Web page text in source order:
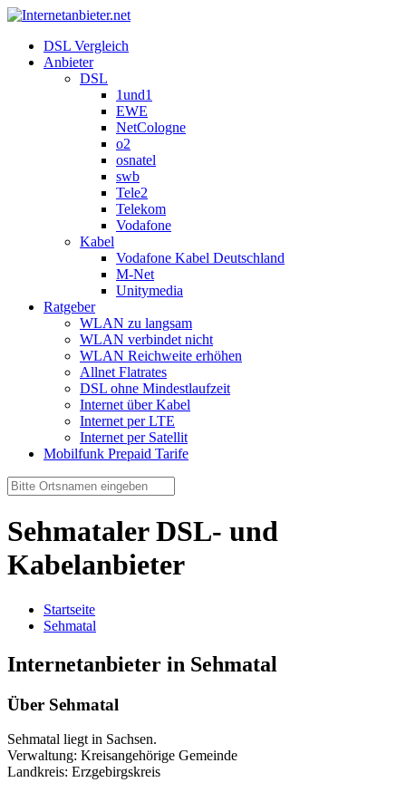
DSL Vergleich
Anbieter
DSL
1und1
EWE
NetCologne
o2
osnatel
swb
Tele2
Telekom
Vodafone
Kabel
Vodafone Kabel Deutschland
M-Net
Unitymedia
Ratgeber
WLAN zu langsam
WLAN verbindet nicht
WLAN Reichweite erhöhen
Allnet Flatrates
DSL ohne Mindestlaufzeit
Internet über Kabel
Internet per LTE
Internet per Satellit
Mobilfunk Prepaid Tarife
Sehmataler DSL- und
Kabelanbieter
Startseite
Sehmatal
Internetanbieter in Sehmatal
Über Sehmatal
Sehmatal liegt in Sachsen.
Verwaltung: Kreisangehörige Gemeinde
Landkreis: Erzgebirgskreis